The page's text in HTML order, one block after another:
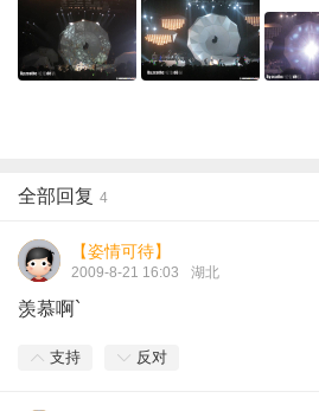
全部回复 4
【姿情可待】
2009-8-21 16:03 湖北
羡慕啊`
支持 反对